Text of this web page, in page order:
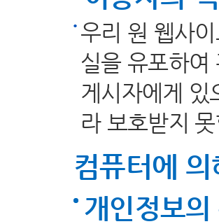
우리 원 웹사
실을 유포하여
게시자에게 있
라 보호받지
컴퓨터에
개인정보